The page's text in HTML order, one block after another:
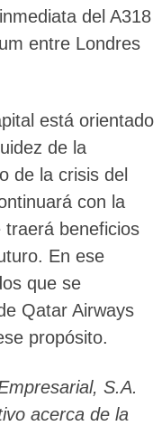
del A318
entre Londres
está orientado
de la
de la crisis del
con la
beneficios
En ese
que se
Qatar Airways
propósito.
S.A.
acerca de la